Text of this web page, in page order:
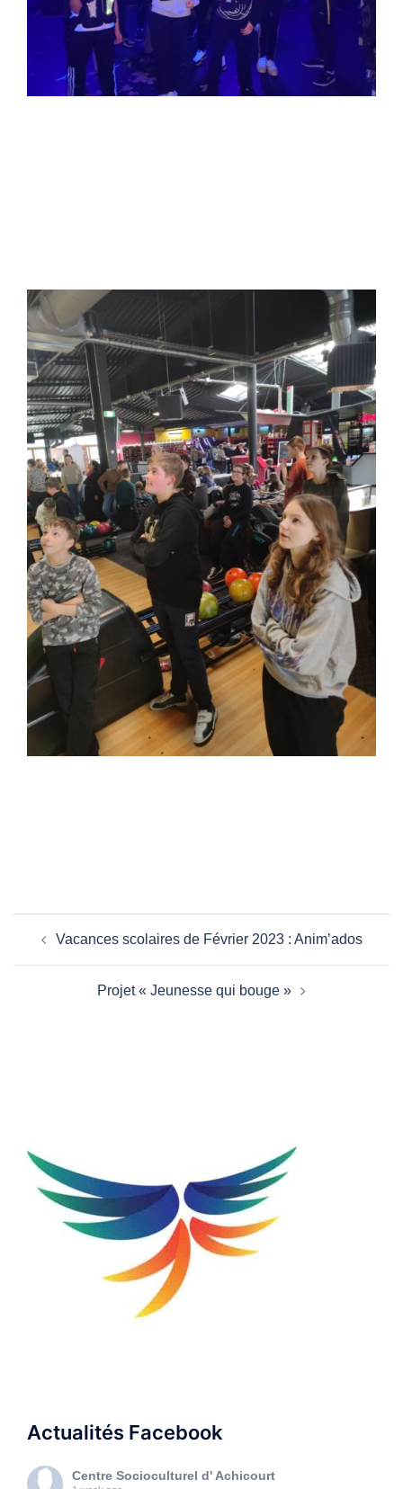
d’article
Vacances scolaires de Février 2023 : Anim’ados
Projet « Jeunesse qui bouge »
Actualités Facebook
Centre Socioculturel d' Achicourt